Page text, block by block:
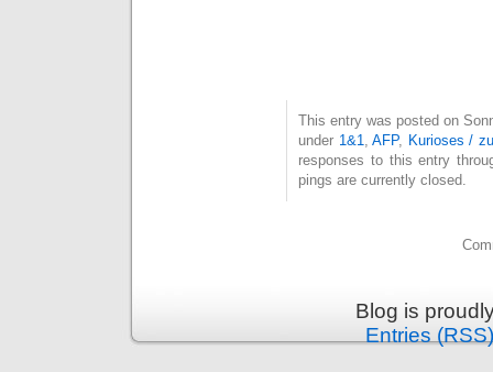
This entry was posted on
under 1&1 AFP, Kurioses /
responses to this entry
pings are currently closed.
Blog is
Entries (RSS)